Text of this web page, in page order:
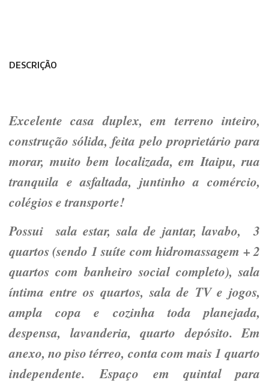
DESCRIÇÃO
Excelente casa duplex, em terreno inteiro,
construção sólida, feita pelo proprietário para
morar, muito bem localizada, em Itaipu, rua
tranquila e asfaltada, juntinho a comércio,
colégios e transporte!
Possui sala estar, sala de jantar, lavabo, 3
quartos (sendo 1 suíte com hidromassagem + 2
quartos com banheiro social completo), sala
íntima entre os quartos, sala de TV e jogos,
ampla copa e cozinha toda planejada,
despensa, lavanderia, quarto depósito. Em
anexo, no piso térreo, conta com mais 1 quarto
independente. Espaço em quintal para